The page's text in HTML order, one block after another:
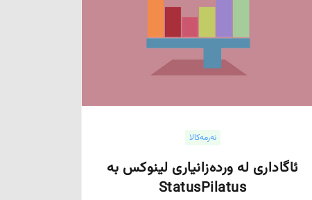
نەرمەکالا
ئاگاداری لە وردەزانیاری لینوکس بە
StatusPilatus